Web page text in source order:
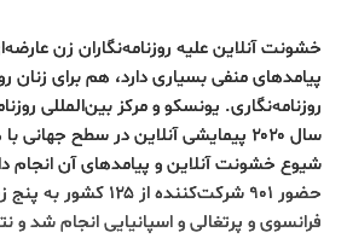
خشونت آنلاین علیه روزنامه‌نگاران زن
پیامدهای منفی بسیاری دارد، هم برای زنان
سال ۲۰۲۰ پیمایشی آنلاین در سطح
شیوع خشونت آنلاین و پیامدهای آن انجام
حضور ۹۰۱ شرکت‌کننده از
فرانسوی و پرتغالی و اسپانیایی انجام شد و